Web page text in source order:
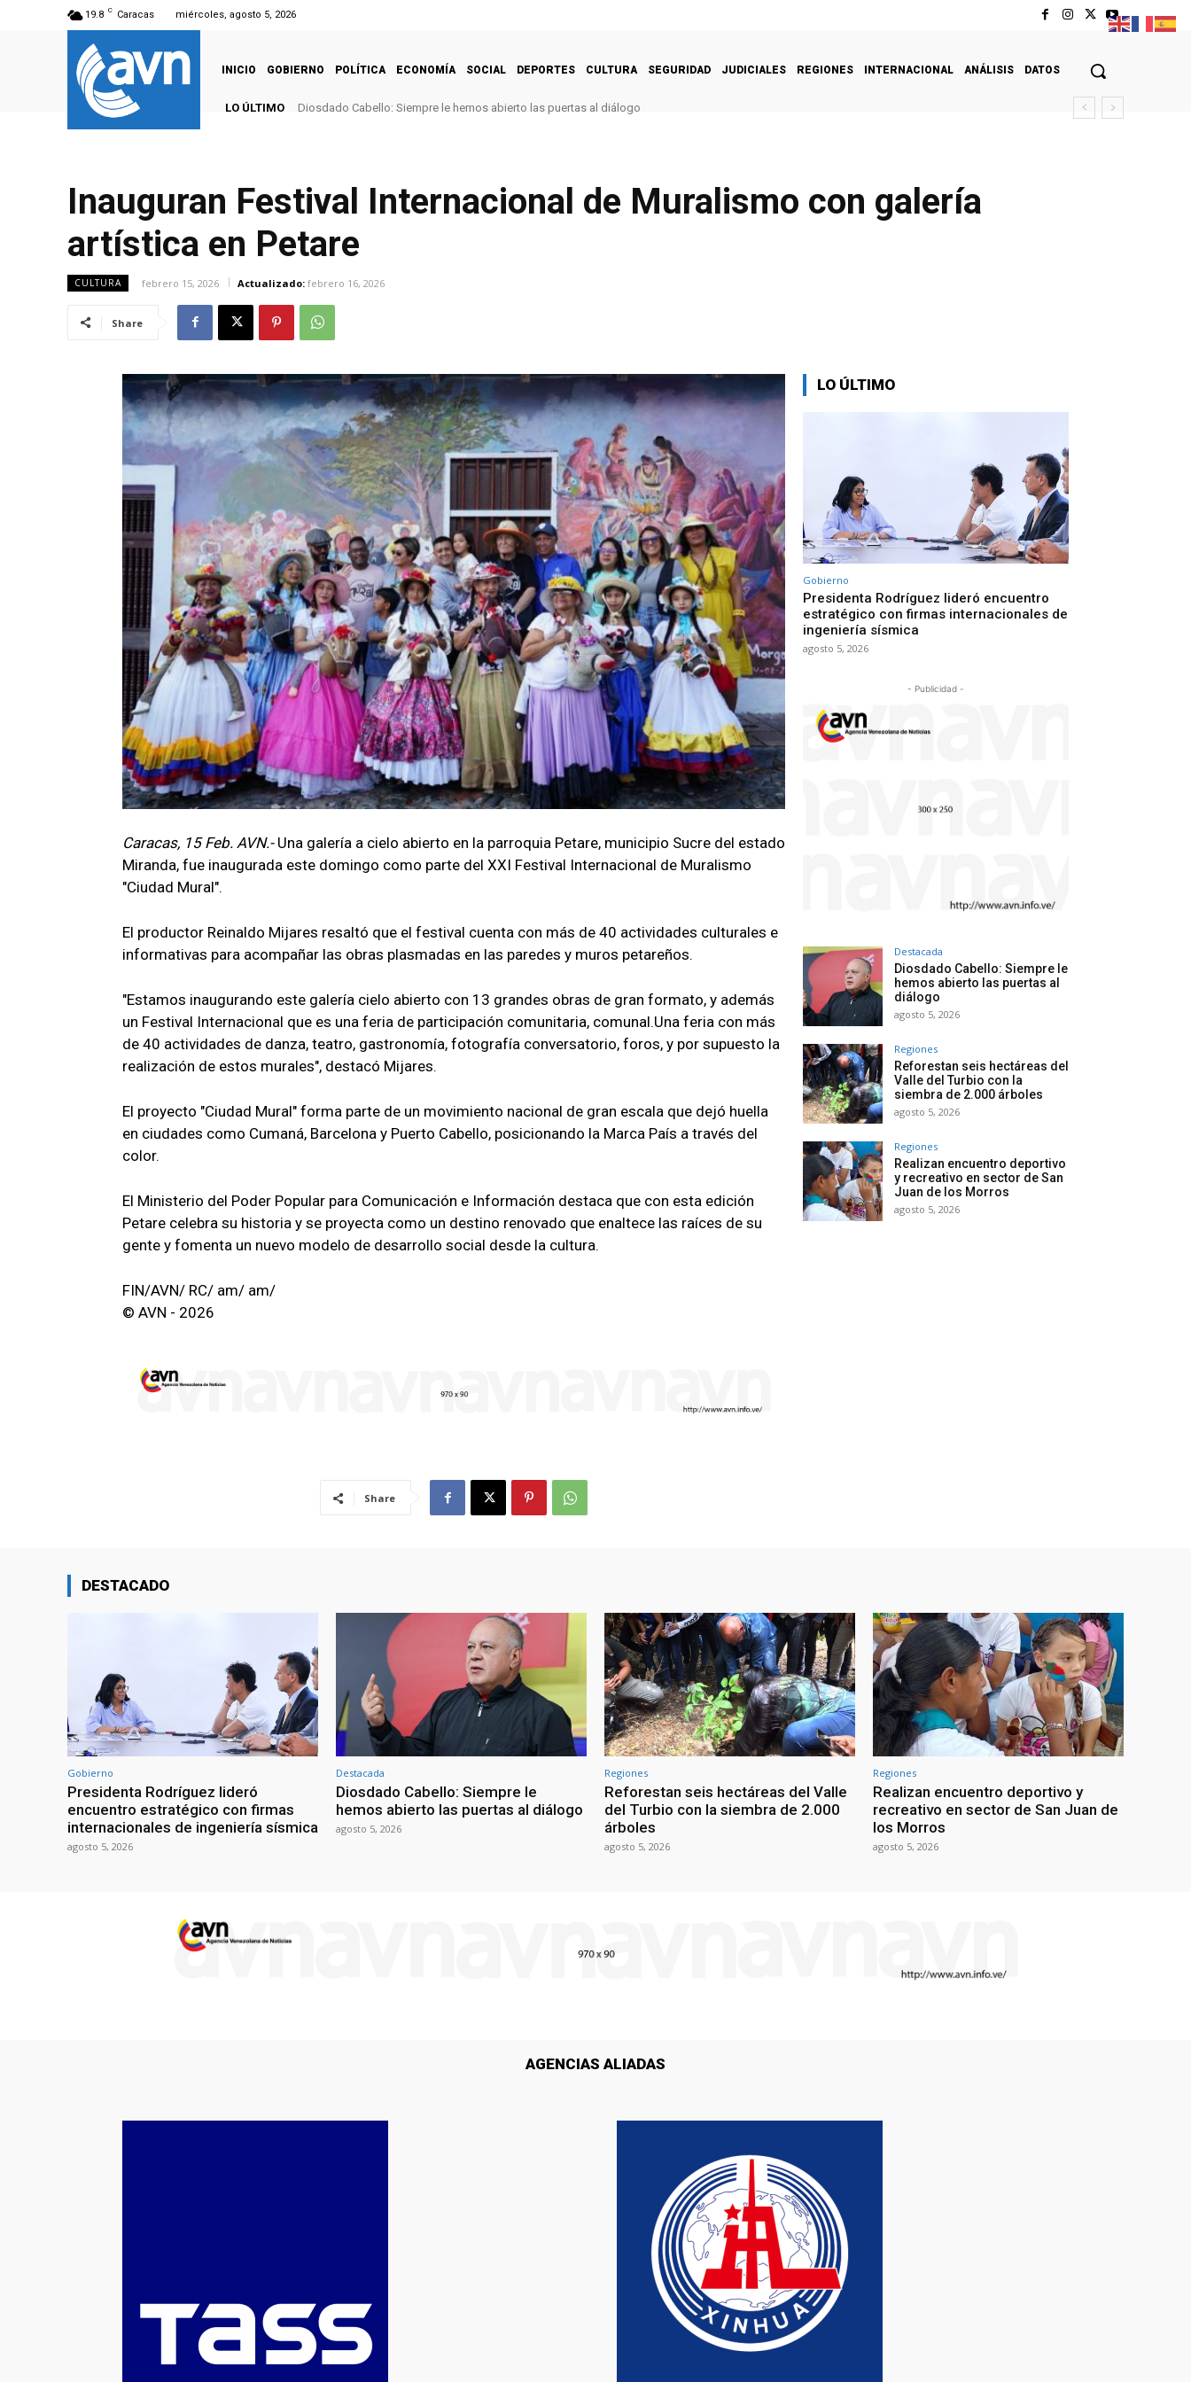
19.8 C Caracas miércoles, agosto 5, 2026
INICIO GOBIERNO POLÍTICA ECONOMÍA SOCIAL DEPORTES CULTURA SEGURIDAD JUDICIALES REGIONES INTERNACIONAL ANÁLISIS DATOS
LO ÚLTIMO Diosdado Cabello: Siempre le hemos abierto las puertas al diálogo
Inauguran Festival Internacional de Muralismo con galería
artística en Petare
CULTURA febrero 15, 2026 Actualizado: febrero 16, 2026
Share
Caracas, 15 Feb. AVN.-Una galería a cielo abierto en la parroquia Petare, municipio Sucre del estado
Miranda, fue inaugurada este domingo como parte del XXI Festival Internacional de Muralismo
"Ciudad Mural".
El productor Reinaldo Mijares resaltó que el festival cuenta con más de 40 actividades culturales e
informativas para acompañar las obras plasmadas en las paredes y muros petareños.
"Estamos inaugurando este galería cielo abierto con 13 grandes obras de gran formato, y además
un Festival Internacional que es una feria de participación comunitaria, comunal.Una feria con más
de 40 actividades de danza, teatro, gastronomía, fotografía conversatorio, foros, y por supuesto la
realización de estos murales", destacó Mijares.
El proyecto "Ciudad Mural" forma parte de un movimiento nacional de gran escala que dejó huella
en ciudades como Cumaná, Barcelona y Puerto Cabello, posicionando la Marca País a través del
color.
El Ministerio del Poder Popular para Comunicación e Información destaca que con esta edición
Petare celebra su historia y se proyecta como un destino renovado que enaltece las raíces de su
gente y fomenta un nuevo modelo de desarrollo social desde la cultura.
FIN/AVN/ RC/ am/ am/
© AVN - 2026
Share
LO ÚLTIMO
Gobierno
Presidenta Rodríguez lideró encuentro
estratégico con firmas internacionales de
ingeniería sísmica
agosto 5, 2026
- Publicidad -
Destacada
Diosdado Cabello: Siempre le
hemos abierto las puertas al
diálogo
agosto 5, 2026
Regiones
Reforestan seis hectáreas del
Valle del Turbio con la
siembra de 2.000 árboles
agosto 5, 2026
Regiones
Realizan encuentro deportivo
y recreativo en sector de San
Juan de los Morros
agosto 5, 2026
DESTACADO
Gobierno
Presidenta Rodríguez lideró
encuentro estratégico con firmas
internacionales de ingeniería sísmica
agosto 5, 2026
Destacada
Diosdado Cabello: Siempre le
hemos abierto las puertas al diálogo
agosto 5, 2026
Regiones
Reforestan seis hectáreas del Valle
del Turbio con la siembra de 2.000
árboles
agosto 5, 2026
Regiones
Realizan encuentro deportivo y
recreativo en sector de San Juan de
los Morros
agosto 5, 2026
AGENCIAS ALIADAS